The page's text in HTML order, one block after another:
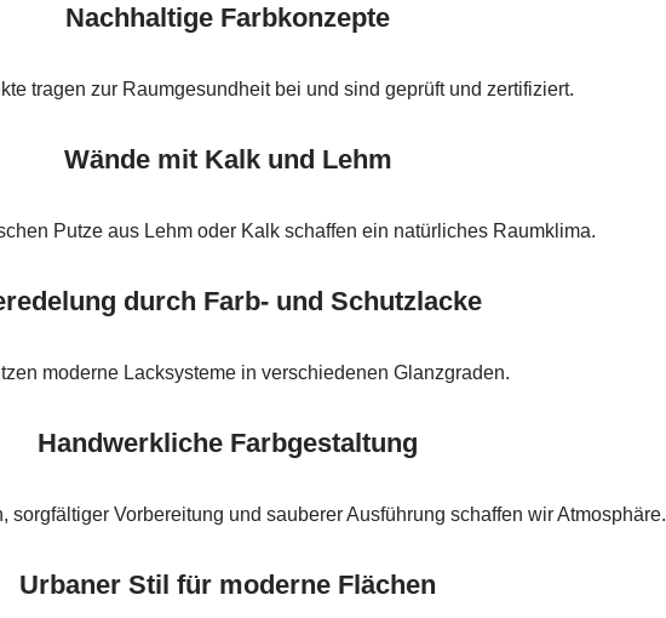
Nachhaltige Farbkonzepte
tragen zur Raumgesundheit bei und sind geprüft und zertifiziert.
Wände mit Kalk und Lehm
Putze aus Lehm oder Kalk schaffen ein natürliches Raumklima.
durch Farb- und Schutzlacke
moderne Lacksysteme in verschiedenen Glanzgraden.
Handwerkliche Farbgestaltung
sorgfältiger Vorbereitung und sauberer Ausführung schaffen wir Atmosphäre.
Urbaner Stil für moderne Flächen